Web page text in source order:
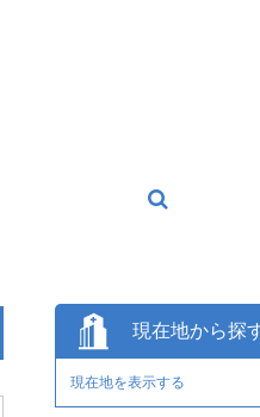
現在地から探
現在地を表示する